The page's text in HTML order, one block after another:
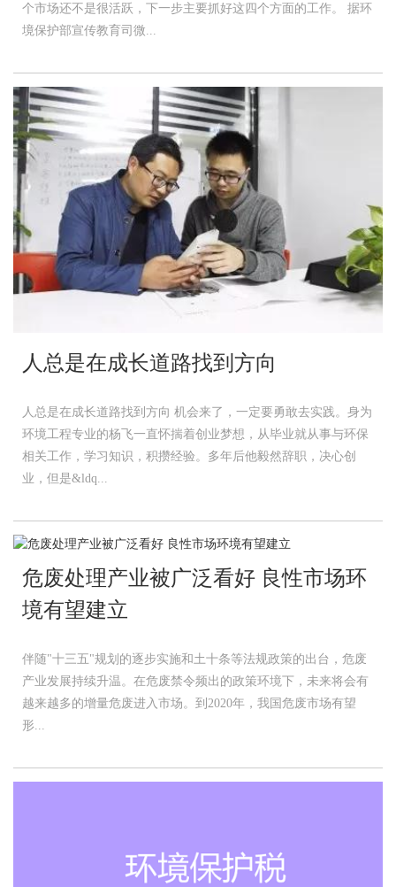
个市场还不是很活跃，下一步主要抓好这四个方面的工作。 据环
境保护部宣传教育司微...
人总是在成长道路找到方向
人总是在成长道路找到方向 机会来了，一定要勇敢去实践。身为
环境工程专业的杨飞一直怀揣着创业梦想，从毕业就从事与环保
相关工作，学习知识，积攒经验。多年后他毅然辞职，决心创
业，但是&ldq...
危废处理产业被广泛看好 良性市场环
境有望建立
伴随"十三五"规划的逐步实施和土十条等法规政策的出台，危废
产业发展持续升温。在危废禁令频出的政策环境下，未来将会有
越来越多的增量危废进入市场。到2020年，我国危废市场有望
形...